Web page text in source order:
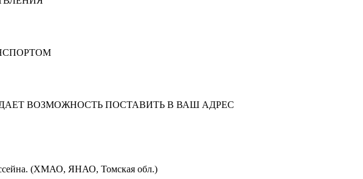
ВОЗМОЖНОСТЬ ПОСТАВИТЬ В ВАШ АДРЕС
(ХМАО, ЯНАО, Томская обл.)